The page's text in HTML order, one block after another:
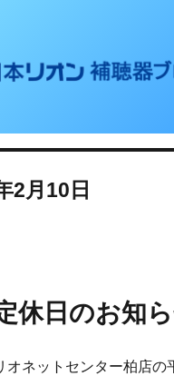
補聴器ブログ
2月10日
休日のお知
ネットセンター柏店の